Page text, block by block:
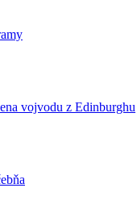
vojvodu z Edinburghu